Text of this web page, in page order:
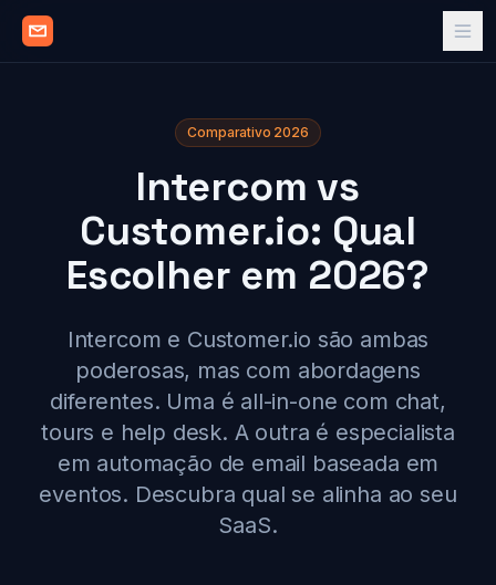
Comparativo 2026
Intercom vs
Customer.io: Qual
Escolher em 2026?
Intercom e Customer.io são ambas
poderosas, mas com abordagens
diferentes. Uma é all-in-one com chat,
tours e help desk. A outra é especialista
em automação de email baseada em
eventos. Descubra qual se alinha ao seu
SaaS.